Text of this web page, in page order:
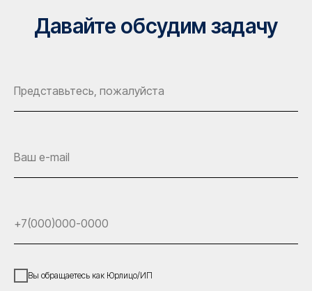
Давайте обсудим задачу
Вы обращаетесь как Юрлицо/ИП